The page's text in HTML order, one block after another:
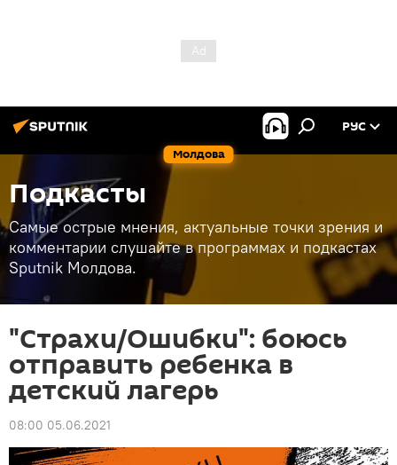
Молдова
РУС
Подкасты
Самые острые мнения, актуальные точки зрения и
комментарии слушайте в программах и подкастах
Sputnik Молдова.
"Страхи/Ошибки": боюсь
отправить ребенка в
детский лагерь
08:00 05.06.2021